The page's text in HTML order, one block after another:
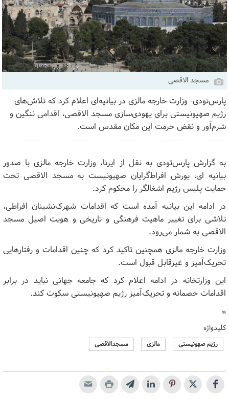
مسجد الاقصی
پارس‌تودی- وزارت خارجه مالزی در بیانیه‌ای اعلام کرد که تلاش‌های
رژیم صهیونیستی برای یهودی‌سازی مسجد الاقصی، اقدامی ننگین و
شرم‌آور و نقض حرمت این مکان مقدس است.
به گزارش پارس‌تودی به نقل از ایرنا، وزارت خارجه مالزی با صدور
بیانیه‌ ای، یورش افراط‌گرایان صهیونیست به مسجد الاقصی تحت
حمایت پلیس رژیم اشغالگر را محکوم کرد.
در ادامه این بیانیه آمده است که اقدامات شهرک‌نشینان افراطی،
تلاشی برای تغییر ماهیت فرهنگی و تاریخی و هویت اصیل مسجد
الاقصی به شمار می‌رود.
وزارت خارجه مالزی همچنین تاکید کرد که چنین اقدامات و رفتارهایی
تحریک‌آمیز و غیرقابل قبول است.
این وزارتخانه در ادامه اعلام کرد که جامعه جهانی نباید در برابر
اقدامات خصمانه و تحریک‌آمیز رژیم صهیونیستی سکوت کند.
hk
کلیدواژه
رژیم صهونیستی مالزی مسجدالاقصی